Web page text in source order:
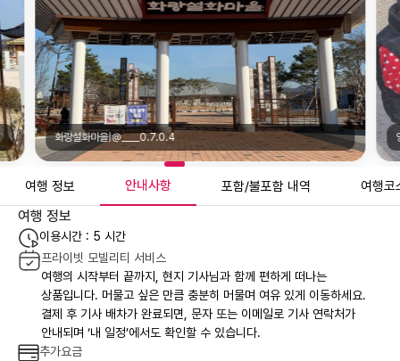
영천 홀스파크|@tmdgpsid
여행 정보 안내사항 포함/불포함 내역 여행코
여행 정보
이용시간 : 5 시간
프라이빗 모빌리티 서비스
여행의 시작부터 끝까지, 현지 기사님과 함께 편하게 떠나는
상품입니다. 머물고 싶은 만큼 충분히 머물며 여유 있게 이동하세요.
결제 후 기사 배차가 완료되면, 문자 또는 이메일로 기사 연락처가
안내되며 ‘내 일정’에서도 확인할 수 있습니다.
추가요금